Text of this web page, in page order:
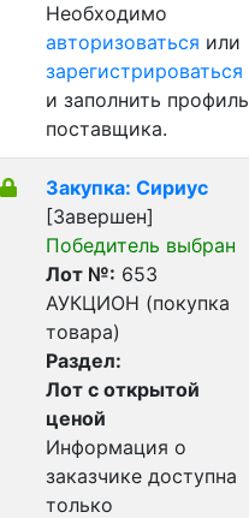
Необходимо
авторизоваться или
зарегистрироваться
и заполнить профиль
поставщика.
Закупка: Сириус
[Завершен]
Победитель выбран
Лот №: 653
АУКЦИОН (покупка
товара)
Раздел:
Лот с открытой
ценой
Информация о
заказчике доступна
только